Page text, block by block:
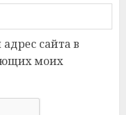
сайта в
моих